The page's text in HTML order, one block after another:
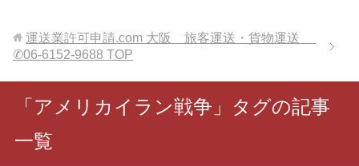
運送業許可申請.com 大阪 旅客運送・貨物運送
✆06-6152-9688 TOP
「アメリカイラン戦争」タグの記事
一覧